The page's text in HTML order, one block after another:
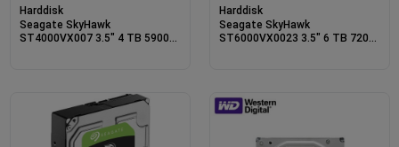
Harddisk
Seagate SkyHawk
ST4000VX007 3.5" 4 TB 5900
Harddisk
Seagate SkyHawk
ST6000VX0023 3.5" 6 TB 7200